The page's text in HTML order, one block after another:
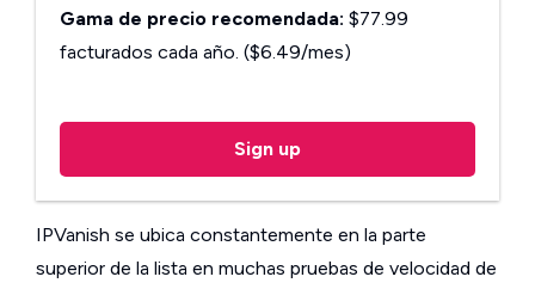
Gama de precio recomendada: $77.99
facturados cada año. ($6.49/mes)
Sign up
IPVanish se ubica constantemente en la parte
superior de la lista en muchas pruebas de velocidad de